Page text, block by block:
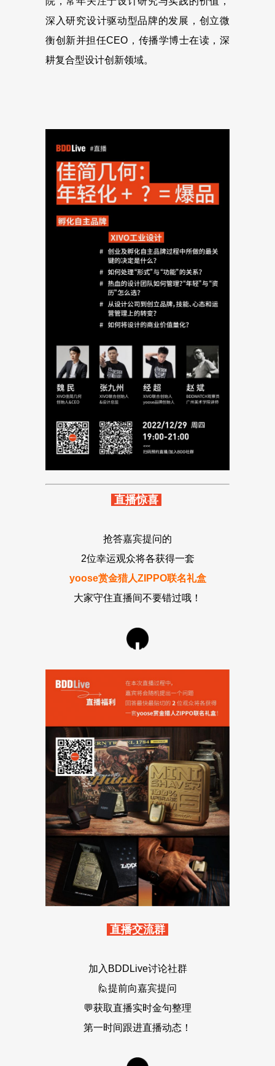
深入研究设计驱动型品牌的发展，创立微
衡创新并担任CEO，传播学博士在读，深
耕复合型设计创新领域。
直播惊喜
抢答嘉宾提问的
2位幸运观众将各获得一套
yoose赏金猎人ZIPPO联名礼盒
大家守住直播间不要错过哦！
直播交流群
加入BDDLive讨论社群
🙋提前向嘉宾提问
💬获取直播实时金句整理
第一时间跟进直播动态！